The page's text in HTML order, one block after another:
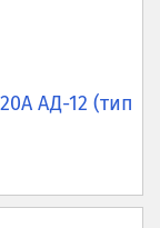
АД-12 (тип